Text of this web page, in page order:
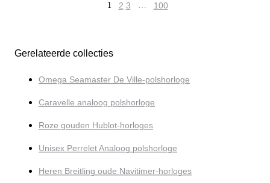
1 2 3 … 100
Gerelateerde collecties
Omega Seamaster De Ville-polshorloge
Caravelle analoog polshorloge
Roze gouden Hublot-horloges
Unisex Perrelet Analoog polshorloge
Heren Breitling oude Navitimer-horloges